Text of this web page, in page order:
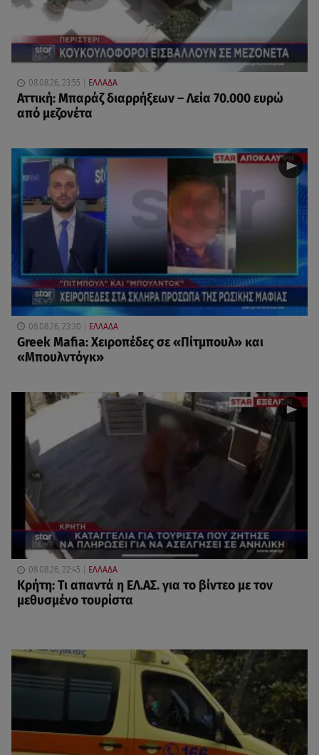
08.08.26, 23:55 ΕΛΛΑΔΑ
Αττική: Μπαράζ διαρρήξεων – Λεία 70.000 ευρώ
από μεζονέτα
08.08.26, 23:30 ΕΛΛΑΔΑ
Greek Mafia: Χειροπέδες σε «Πίτμπουλ» και
«Μπουλντόγκ»
08.08.26, 22:45 ΕΛΛΑΔΑ
Κρήτη: Τι απαντά η ΕΛ.ΑΣ. για το βίντεο με τον
μεθυσμένο τουρίστα